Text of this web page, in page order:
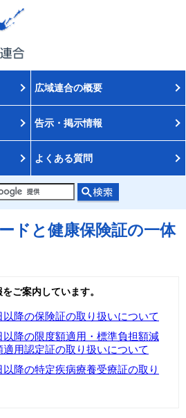
広域連合の概要
告示・掲示情報
よくある質問
ドと健康保険証の一体
ご案内しています。
降の保険証の取り扱いについて
降の限度額適用・標準負担額減
用認定証の取り扱いについて
降の特定疾病療養受療証の取り